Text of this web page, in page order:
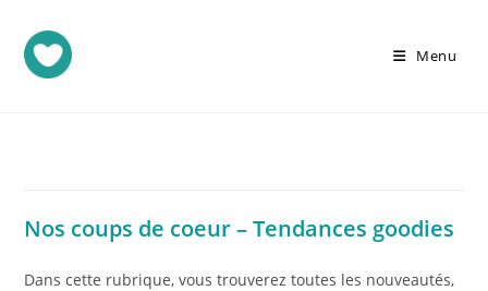
Menu
Nos coups de coeur – Tendances goodies
Dans cette rubrique, vous trouverez toutes les nouveautés,